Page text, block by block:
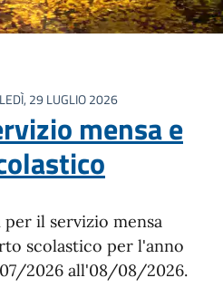
29 LUGLIO 2026
mensa e
il servizio mensa
scolastico per l'anno
2026 all'08/08/2026.